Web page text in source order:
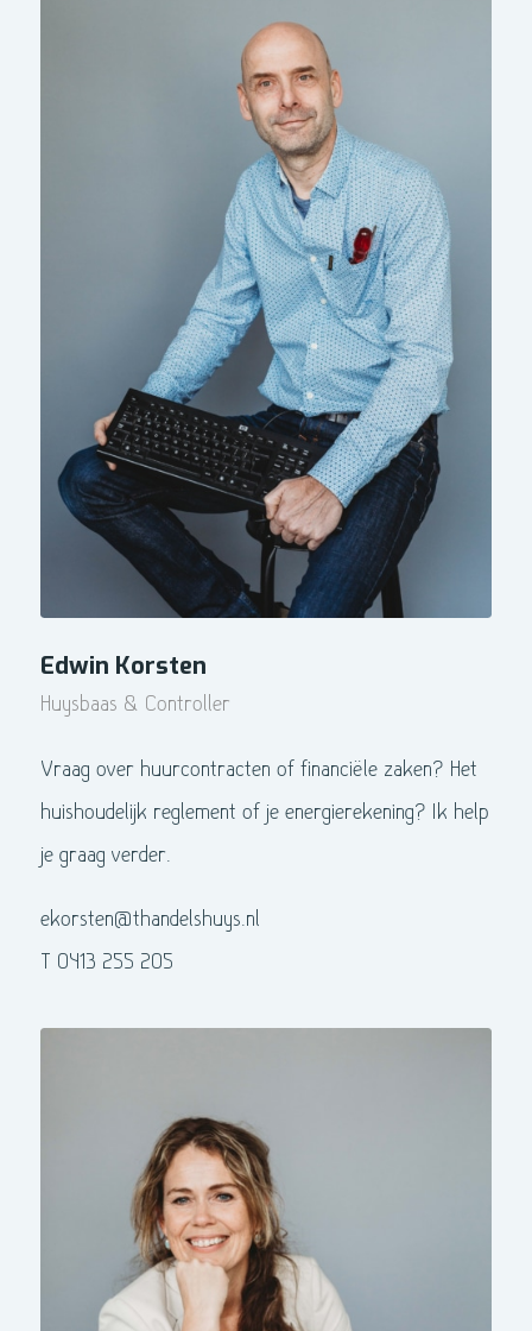
Edwin Korsten
Huysbaas & Controller
Vraag over huurcontracten of financiële zaken? Het
huishoudelijk reglement of je energierekening? Ik help
je graag verder.
ekorsten@thandelshuys.nl
T 0413 255 205